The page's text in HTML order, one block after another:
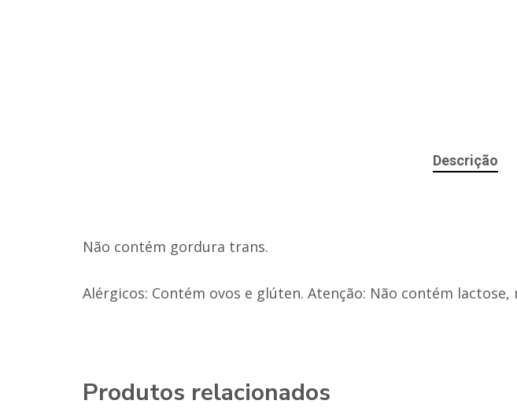
Descrição
Não contém gordura trans.
Alérgicos: Contém ovos e glúten. Atenção: Não contém
Produtos relacionados